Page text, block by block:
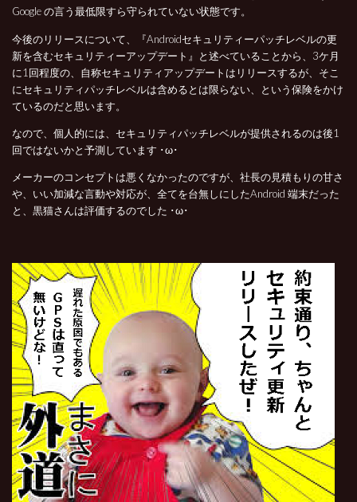
Google の言う最低限すら守られていない状態です。
今後のリリースについて、『Androidセキュリティーパッチレベルの更
新を含むセキュリティーアップデート』と述べていることから、3ケ月
に1回程度の、自称セキュリティアップデートはリリースするが、そこ
にセキュリティパッチレベルは含めるとは限らない、という保険をかけ
ているのだと思います。
なので、個人的には、セキュリティパッチレベルが提供されるのは後1
回ではないかと予測しています ･ω･
メーカーのコンセプトは悪くなかったのですが、社長の見積もりの甘さ
や、いい加減な言動や対応が、全てを台無しにしたAndroid 端末だった
と、黒猫さんは評価するのでした ･ω･